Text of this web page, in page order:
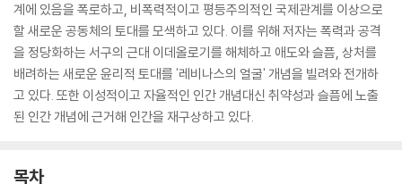
계에 있음을 폭로하고, 비폭력적이고 평등주의적인 국제관계를 이상으로
할 새로운 공동체의 토대를 모색하고 있다. 이를 위해 저자는 폭력과 공격
을 정당화하는 서구의 근대 이데올로기를 해체하고 애도와 슬픔, 상처를
배려하는 새로운 윤리적 토대를 '레비나스의 얼굴' 개념을 빌려와 전개하
고 있다. 또한 이성적이고 자율적인 인간 개념대신 취약성과 슬픔에 노출
된 인간 개념에 근거해 인간을 재구상하고 있다.
목차